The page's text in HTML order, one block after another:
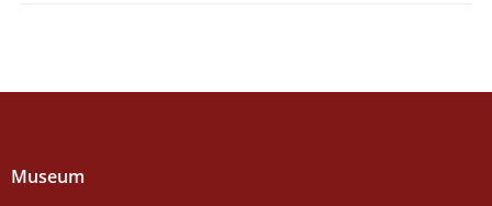
Museum